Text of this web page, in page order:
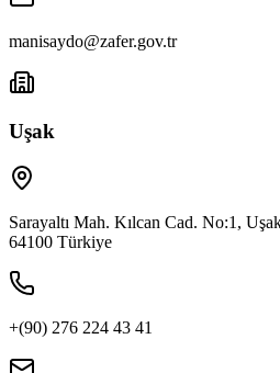
manisaydo@zafer.gov.tr
Uşak
Sarayaltı Mah. Kılcan Cad. No:1,
64100 Türkiye
+(90) 276 224 43 41